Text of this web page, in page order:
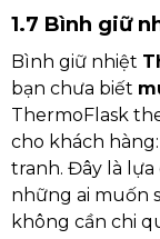
1.7 Bình giữ
Bình giữ nhiệt
bạn chưa biết
ThermoFlask
cho khách
tranh. Đây là lựa
những ai muốn
không cần chi